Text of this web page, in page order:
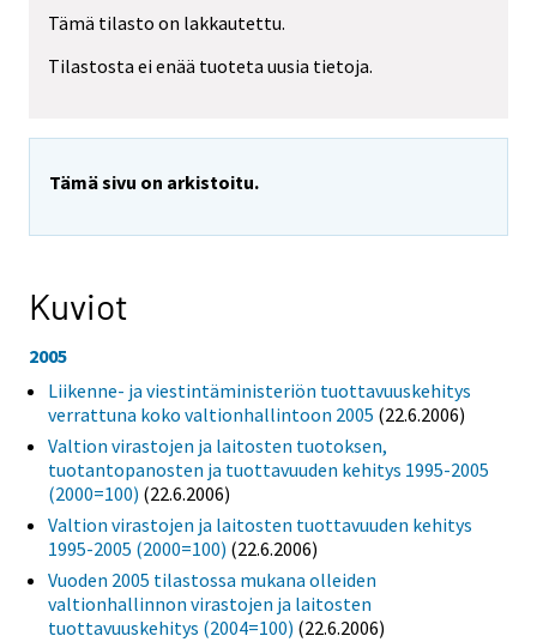
Tämä tilasto on lakkautettu.
Tilastosta ei enää tuoteta uusia tietoja.
Tämä sivu on arkistoitu.
Kuviot
2005
Liikenne- ja viestintäministeriön tuottavuuskehitys
verrattuna koko valtionhallintoon 2005 (22.6.2006)
Valtion virastojen ja laitosten tuotoksen,
tuotantopanosten ja tuottavuuden kehitys 1995-2005
(2000=100) (22.6.2006)
Valtion virastojen ja laitosten tuottavuuden kehitys
1995-2005 (2000=100) (22.6.2006)
Vuoden 2005 tilastossa mukana olleiden
valtionhallinnon virastojen ja laitosten
tuottavuuskehitys (2004=100) (22.6.2006)